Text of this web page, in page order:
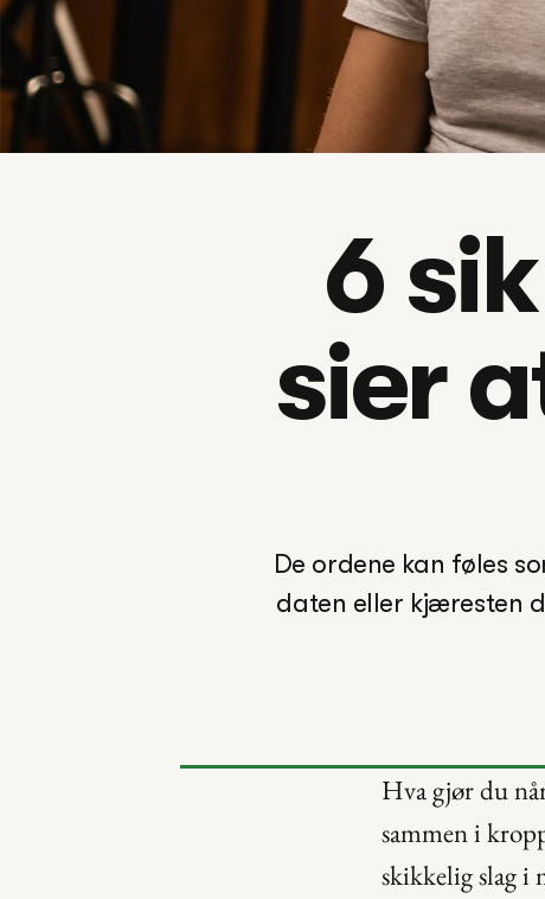
6
sier
De ordene kan føles
daten eller kjæresten
Hva gjør du
sammen i
skikkelig slag i